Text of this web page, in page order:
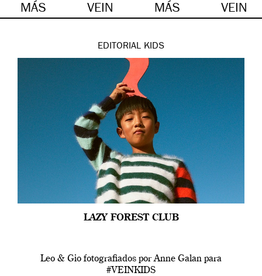
MÁS VEIN MÁS VEIN
EDITORIAL KIDS
LAZY FOREST CLUB
Leo & Gio fotografiados por Anne Galan para
#VEINKIDS